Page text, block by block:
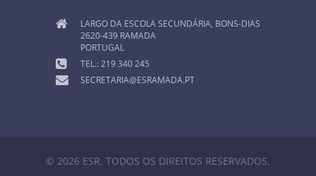
LARGO DA ESCOLA SECUNDÁRIA, BONS-DIAS
2620-439 RAMADA
PORTUGAL
TEL.: 219 340 245
SECRETARIA@ESRAMADA.PT
© 2026 ESR. TODOS OS DIREITOS RESERVADOS.